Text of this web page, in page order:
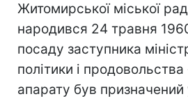
Житомирської міської
народився 24 травня
посаду заступника
політики і
апарату був призначений